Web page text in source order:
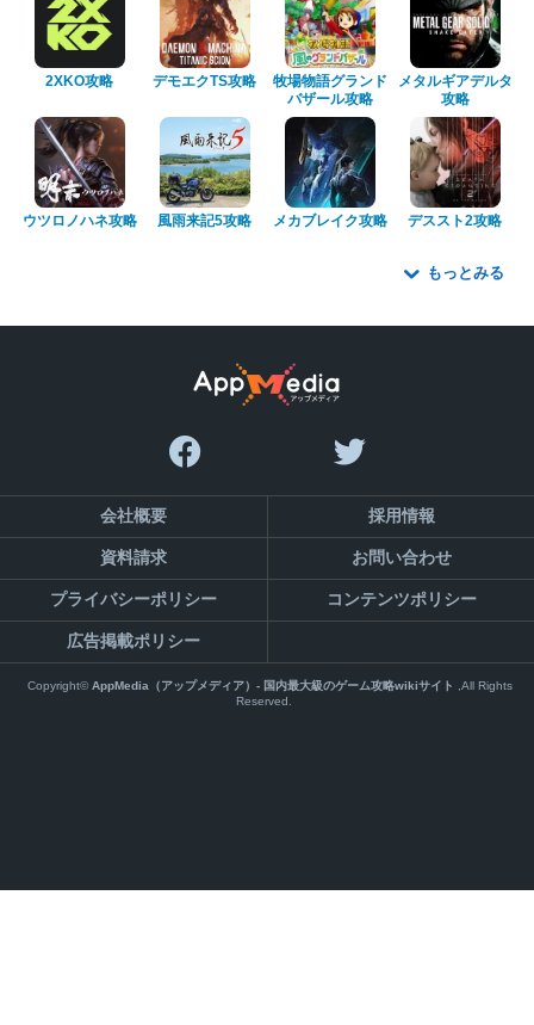
2XKO攻略 デモエクTS攻略
牧場物語グランド
バザール攻略
メタルギアデルタ
攻略
ウツロノハネ攻略 風雨来記5攻略 メカブレイク攻略 デススト2攻略
もっとみる
会社概要 採用情報
資料請求 お問い合わせ
プライバシーポリシー コンテンツポリシー
広告掲載ポリシー
Copyright©AppMedia（アップメディア）- 国内最大級のゲーム攻略wikiサイト ,All Rights
Reserved.